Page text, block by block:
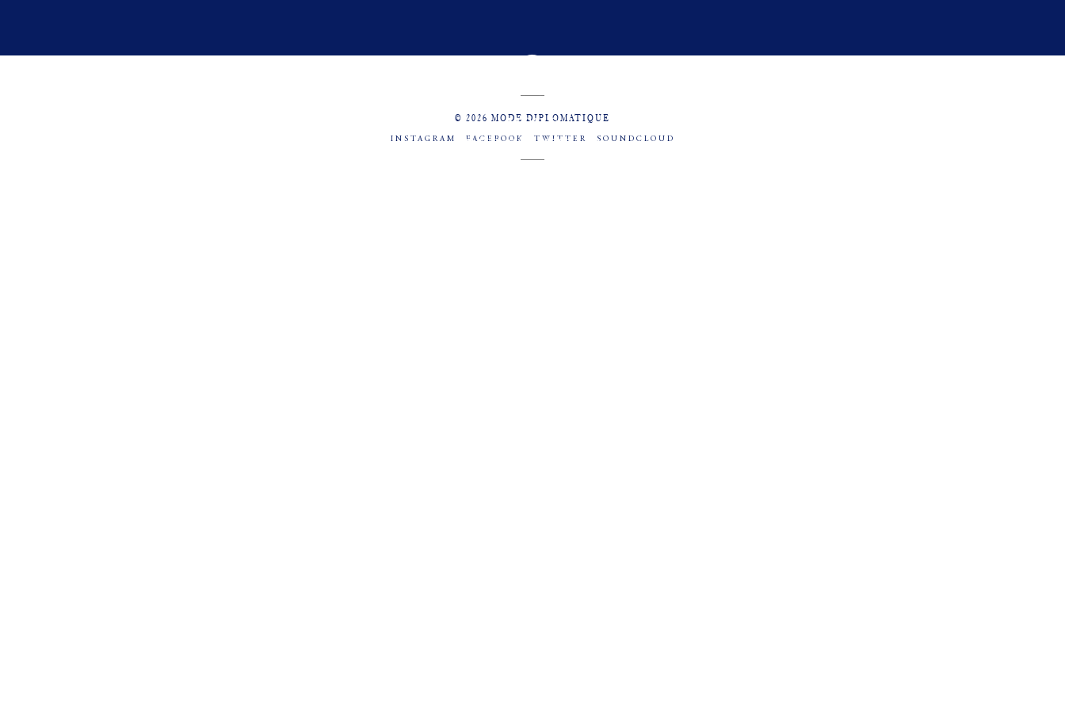
© 2026 MODE DIPLOMATIQUE
INSTAGRAM FACEBOOK TWITTER SOUNDCLOUD